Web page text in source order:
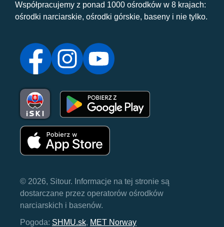
Współpracujemy z ponad 1000 ośrodków w 8 krajach:
ośrodki narciarskie, ośrodki górskie, baseny i nie tylko.
© 2026, Sitour. Informacje na tej stronie są
dostarczane przez operatorów ośrodków
narciarskich i basenów.
Pogoda: SHMU.sk, MET Norway